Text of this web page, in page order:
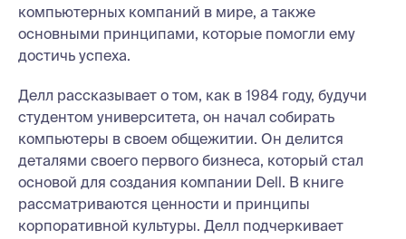
компьютерных компаний в мире, а также
основными принципами, которые помогли ему
достичь успеха.
Делл рассказывает о том, как в 1984 году, будучи
студентом университета, он начал собирать
компьютеры в своем общежитии. Он делится
деталями своего первого бизнеса, который стал
основой для создания компании Dell. В книге
рассматриваются ценности и принципы
корпоративной культуры. Делл подчеркивает